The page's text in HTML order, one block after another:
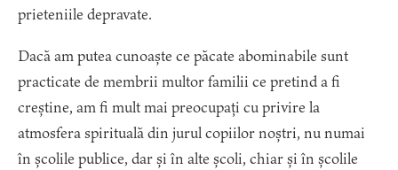
prieteniile depravate.
Dacă am putea cunoaște ce păcate abominabile sunt
practicate de membrii multor familii ce pretind a fi
creștine, am fi mult mai preocupați cu privire la
atmosfera spirituală din jurul copiilor noștri, nu numai
în școlile publice, dar și în alte școli, chiar și în școlile